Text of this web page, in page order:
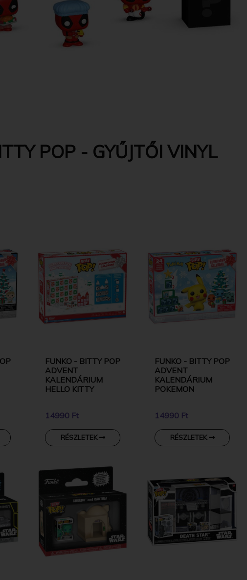
POP - GYŰJTŐI VINYL
FUNKO - BITTY POP
ADVENT
KALENDÁRIUM
HELLO KITTY
14990 Ft
RÉSZLETEK
FUNKO - BITTY POP
ADVENT
KALENDÁRIUM
POKEMON
14990 Ft
RÉSZLETEK